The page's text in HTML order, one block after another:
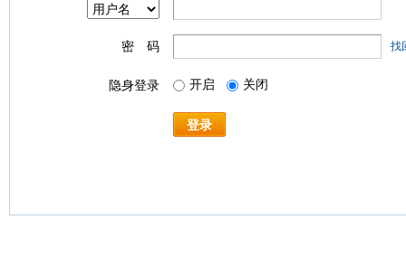
密 码 找
隐身登录 开启 关闭
登录